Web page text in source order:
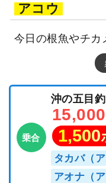
アコウ
今日の根魚やチカ
乗合
沖の五目
15,000
1,500
タカバ（ア
アオナ（ア